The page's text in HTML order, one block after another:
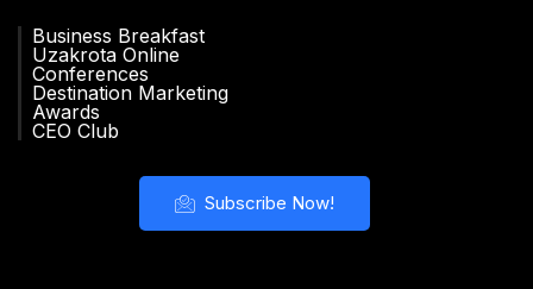
Business Breakfast
Uzakrota Online
Conferences
Destination Marketing
Awards
CEO Club
Subscribe Now!